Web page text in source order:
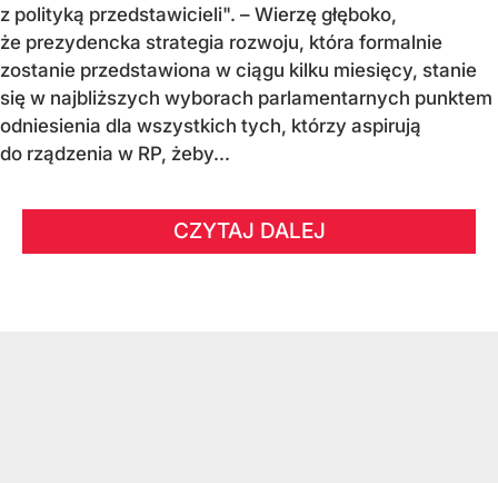
z polityką przedstawicieli". – Wierzę głęboko,
że prezydencka strategia rozwoju, która formalnie
zostanie przedstawiona w ciągu kilku miesięcy, stanie
się w najbliższych wyborach parlamentarnych punktem
odniesienia dla wszystkich tych, którzy aspirują
do rządzenia w RP, żeby...
CZYTAJ DALEJ